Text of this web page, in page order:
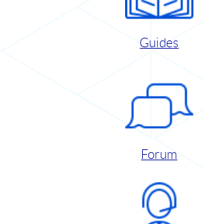
Guides
Forum